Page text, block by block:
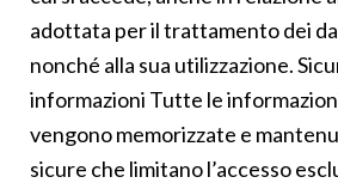
adottata per il trattamento dei
nonché alla sua utilizzazione.
informazioni Tutte le
vengono memorizzate e
sicure che limitano l’accesso